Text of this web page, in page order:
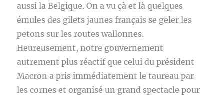
aussi la Belgique. On a vu çà et là quelques
émules des gilets jaunes français se geler les
petons sur les routes wallonnes.
Heureusement, notre gouvernement
autrement plus réactif que celui du président
Macron a pris immédiatement le taureau par
les cornes et organisé un grand spectacle pour